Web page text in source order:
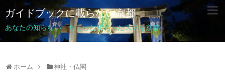
ガイドブックに載らない京都
あなたの知らない ちょっと変わったステキ京都
ホーム 神社・仏閣